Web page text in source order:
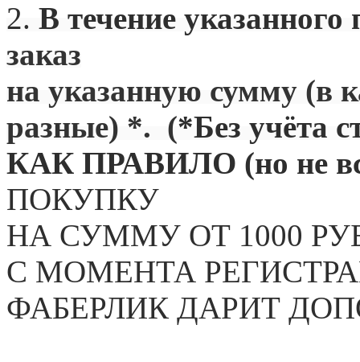
2. В течение указанного
заказ
на указанную сумму (в
разные) *. (*Без учёта
КАК ПРАВИЛО (но не
ПОКУПКУ
НА СУММУ ОТ 1000
С МОМЕНТА
ФАБЕРЛИК ДАРИТ